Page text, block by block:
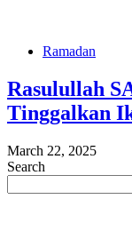
Ramadan
Rasulullah
Tinggalkan
March 22, 2025
Search